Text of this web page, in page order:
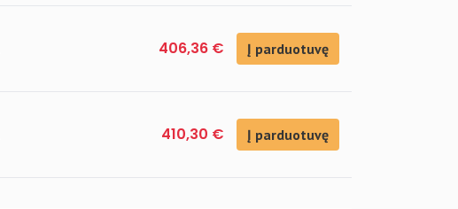
406,36 € Į parduotuvę
410,30 € Į parduotuvę